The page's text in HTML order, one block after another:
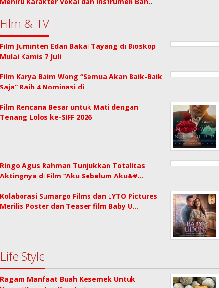
Meniru Karakter Vokal dan Instrumen Ban…
Film & TV
Film Juminten Edan Bakal Tayang di Bioskop
Mulai Kamis 7 Juli
Film Karya Baim Wong “Semua Akan Baik-Baik
Saja” Raih 4 Nominasi di …
Film Rencana Besar untuk Mati dengan
Tenang Lolos ke-SIFF 2026
Ringo Agus Rahman Tunjukkan Totalitas
Aktingnya di Film “Aku Sebelum Aku&#…
Kolaborasi Sumargo Films dan LYTO Pictures
Merilis Poster dan Teaser film Baby U…
Life Style
Ragam Manfaat Buah Kesemek Untuk